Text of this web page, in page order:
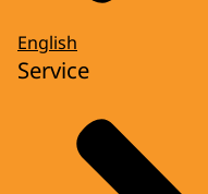
English
Service